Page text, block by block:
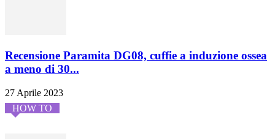
Recensione Paramita DG08, cuffie a induzione ossea
a meno di 30...
27 Aprile 2023
HOW TO